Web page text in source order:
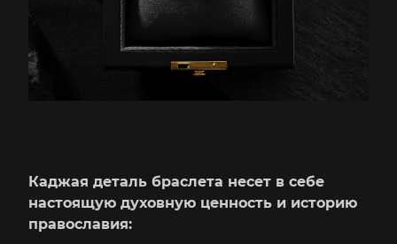
Каджая деталь браслета несет в себе
настоящую духовную ценность и историю
православия: